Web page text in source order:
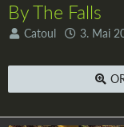
By The Falls
Catoul 3. Mai